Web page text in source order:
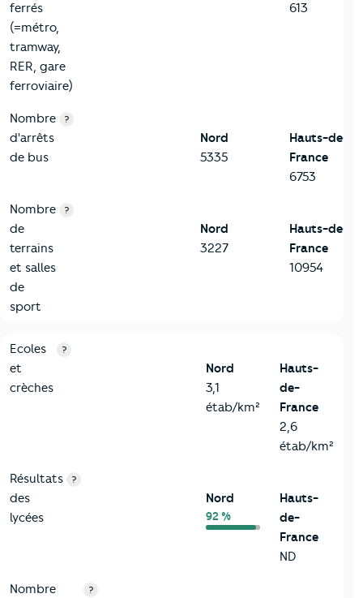
ferrés
(=métro,
tramway,
RER, gare
ferroviaire)
613
Nombre
d'arrêts
de bus
?
Nord
5335
Hauts-de-
France
6753
Nombre
de
terrains
et salles
de
sport
?
Nord
3227
Hauts-de-
France
10954
4-Education
Critères
Ecoles
et
crèches
?
Nord
3,1
étab/km²
Hauts-
de-
France
2,6
étab/km²
Résultats
des
lycées
?
Nord
92 %
Hauts-
de-
France
ND
Nombre
?